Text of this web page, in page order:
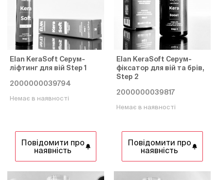
Elan KeraSoft Серум-
ліфтинг для вій Step 1
2000000039794
Немає в наявності
Повідомити про
наявність
Elan KeraSoft Серум-
фіксатор для вій та брів,
Step 2
2000000039817
Немає в наявності
Повідомити про
наявність